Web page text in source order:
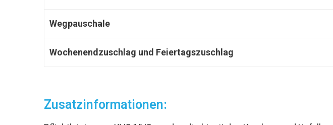
Wegpauschale
Wochenendzuschlag und Feiertagszuschlag
Zusatzinformationen: